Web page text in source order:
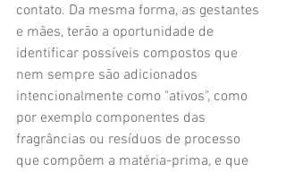
contato. Da mesma forma, as gestantes
e mães, terão a oportunidade de
identificar possíveis compostos que
nem sempre são adicionados
intencionalmente como "ativos", como
por exemplo componentes das
fragrâncias ou resíduos de processo
que compõem a matéria-prima, e que